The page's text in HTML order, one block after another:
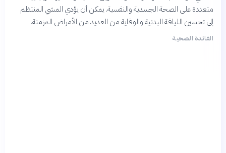
متعددة على الصحة الجسدية والنفسية. يمكن أن يؤدي المشي المنتظم
إلى تحسين اللياقة البدنية والوقاية من العديد من الأمراض المزمنة.
الفائدة الصحية